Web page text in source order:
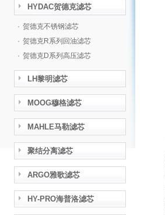
HYDAC贺德克滤芯
· 贺德克不锈钢滤芯
· 贺德克R系列回油滤芯
· 贺德克D系列高压滤芯
LH黎明滤芯
MOOG穆格滤芯
MAHLE马勒滤芯
聚结分离滤芯
ARGO雅歌滤芯
HY-PRO海普洛滤芯